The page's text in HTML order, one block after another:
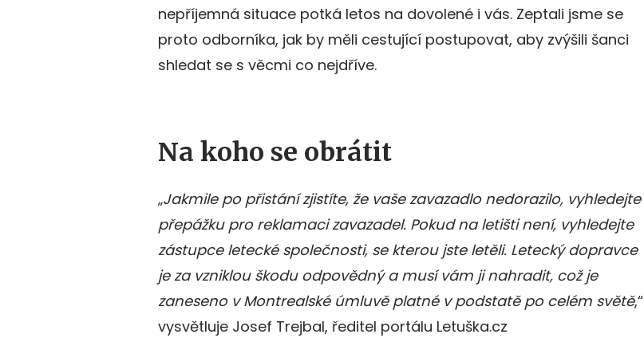
nepříjemná situace potká letos na dovolené i vás. Zeptali jsme se
proto odborníka, jak by měli cestující postupovat, aby zvýšili šanci
shledat se s věcmi co nejdříve.
Na koho se obrátit
„Jakmile po přistání zjistíte, že vaše zavazadlo nedorazilo, vyhledejte
přepážku pro reklamaci zavazadel. Pokud na letišti není, vyhledejte
zástupce letecké společnosti, se kterou jste letěli. Letecký dopravce
je za vzniklou škodu odpovědný a musí vám ji nahradit, což je
zaneseno v Montrealské úmluvě platné v podstatě po celém světě,“
vysvětluje Josef Trejbal, ředitel portálu Letuška.cz